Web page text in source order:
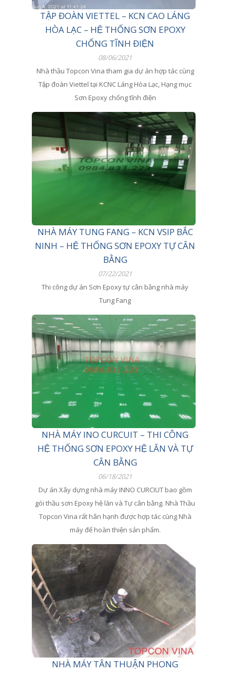
TẬP ĐOÀN VIETTEL – KCN CAO LÁNG
HÒA LẠC – HỆ THỐNG SƠN EPOXY
CHỐNG TĨNH ĐIỆN
08/06/2021
Nhà thầu Topcon Vina tham gia dự án hợp tác cùng
Tập đoàn Viettel tại KCNC Láng Hòa Lạc, Hạng mục
Sơn Epoxy chống tĩnh điện
NHÀ MÁY TUNG FANG – KCN VSIP BẮC
NINH – HỆ THỐNG SƠN EPOXY TỰ CÂN
BẰNG
07/22/2021
Thi công dự án Sơn Epoxy tự cân bằng nhà máy
Tung Fang
NHÀ MÁY INO CURCUIT – THI CÔNG
HỆ THỐNG SƠN EPOXY HỆ LĂN VÀ TỰ
CÂN BẰNG
06/18/2021
Dự án Xây dựng nhà máy INNO CURCIUT bao gồm
gói thầu sơn Epoxy hệ lăn và Tự cân bằng. Nhà Thầu
Topcon Vina rất hân hạnh được hợp tác cùng Nhà
máy để hoàn thiện sản phẩm.
NHÀ MÁY TÂN THUẬN PHONG